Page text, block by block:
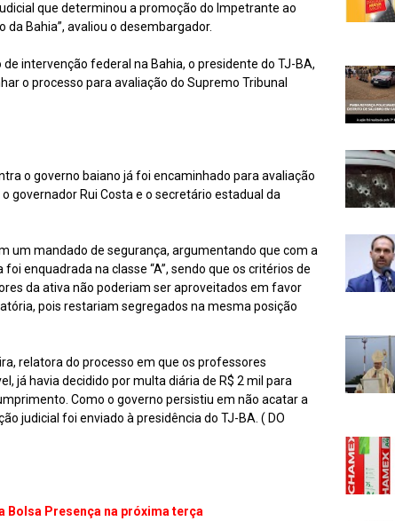
que determinou a promoção do Impetrante ao
Bahia”, avaliou o desembargador.
intervenção federal na Bahia, o presidente do TJ-BA,
o processo para avaliação do Supremo Tribunal
o governo baiano já foi encaminhado para avaliação
governador Rui Costa e o secretário estadual da
um mandado de segurança, argumentando que com a
enquadrada na classe “A”, sendo que os critérios de
da ativa não poderiam ser aproveitados em favor
pois restariam segregados na mesma posição
relatora do processo em que os professores
já havia decidido por multa diária de R$ 2 mil para
Como o governo persistiu em não acatar a
judicial foi enviado à presidência do TJ-BA. ( DO
Presença na próxima terça